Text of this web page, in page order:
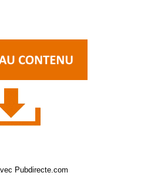
Pubdirecte.com